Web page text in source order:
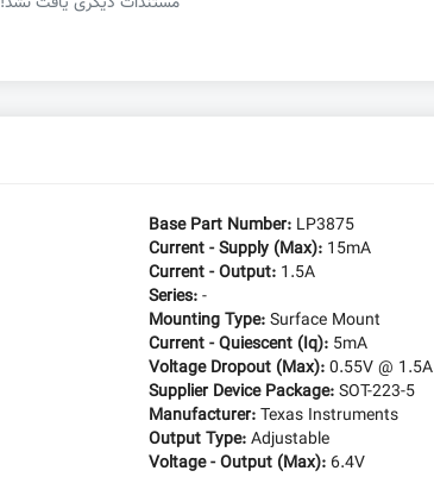
Base Part Number: LP3875
Current - Supply (Max): 15mA
Current - Output: 1.5A
Series:-
Mounting Type:Surface Mount
Current - Quiescent (Iq): 5mA
Voltage Dropout (Max):0.55V @ 1.5A
Supplier Device Package:SOT-223-5
Manufacturer:Texas Instruments
Output Type:Adjustable
Voltage - Output (Max): 6.4V